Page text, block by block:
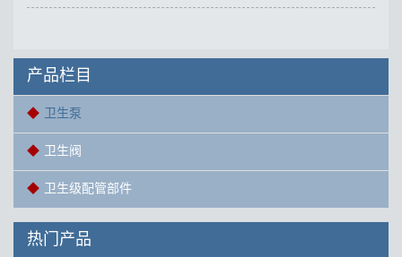
产品栏目
卫生泵
卫生阀
卫生级配管部件
热门产品